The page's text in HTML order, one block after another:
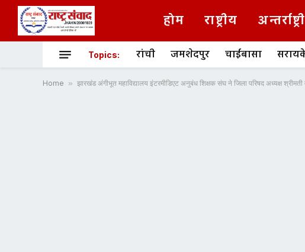
होम राष्ट्रीय
Topics: रांची जमशेदपुर चाईबासा
Home » झारखंड अंगीभूत महाविद्यालय इंटरमीडिएट अनुबंध शिक्षक संघ ने जिला परिषद अध्यक्ष श्रीमती